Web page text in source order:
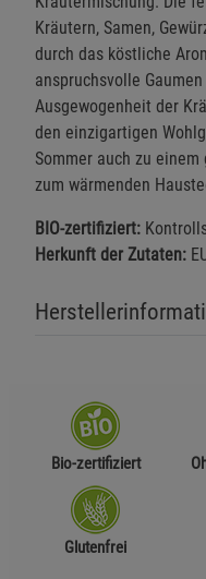
Kräutern, Samen,
durch das köstliche
anspruchsvolle
Ausgewogenheit der
den einzigartigen
Sommer auch zu
zum wärmenden
BIO-zertifiziert:
Herkunft der Zutaten:
Bio-zertifiziert
Glutenfrei